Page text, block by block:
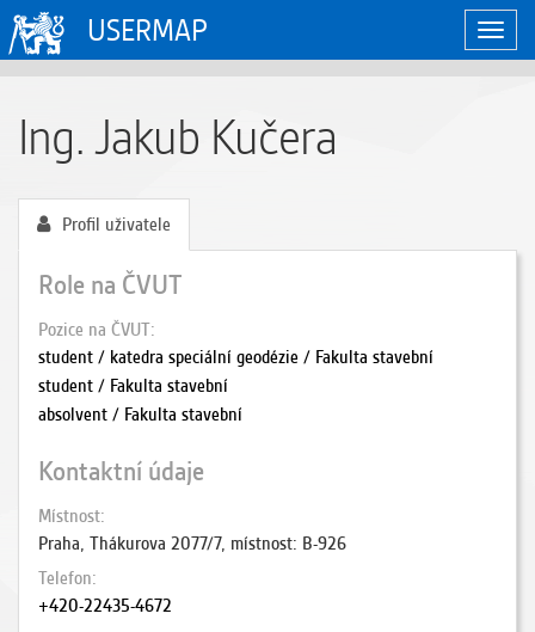
USERMAP
Ing. Jakub Kučera
Profil uživatele
Role na ČVUT
Pozice na ČVUT
student / katedra speciální geodézie / Fakulta stavební
student / Fakulta stavební
absolvent / Fakulta stavební
Kontaktní údaje
Místnost
Praha, Thákurova 2077/7, místnost: B-926
Telefon
+420-22435-4672